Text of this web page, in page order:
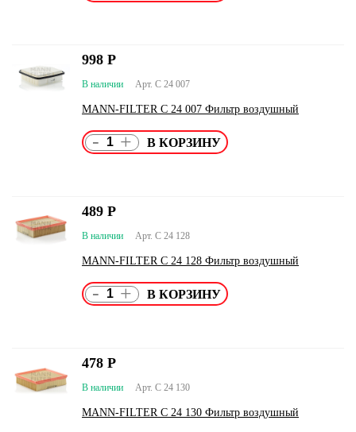
Арт. C 24 007
В наличии
MANN-FILTER C 24 007 Фильтр воздушный
998 Р
- +
Арт. C 24 128
В наличии
MANN-FILTER C 24 128 Фильтр воздушный
489 Р
- +
Арт. C 24 130
В наличии
MANN-FILTER C 24 130 Фильтр воздушный
478 Р